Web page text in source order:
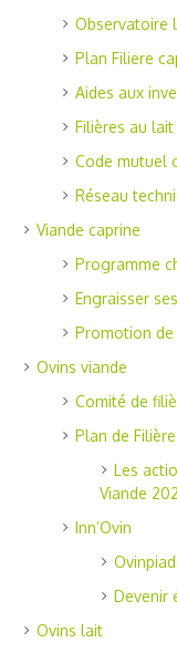
Observatoire
Plan Filiere
Aides aux
Filières au lait
Code mutuel
Réseau
Viande caprine
Programme
Engraisser
Promotion de
Ovins viande
Comité de
Plan de
Les
Viande
Inn’Ovin
Devenir
Ovins lait